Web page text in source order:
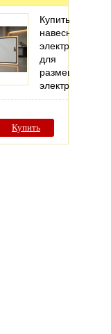
Купить
навесной
электрошкаф
для
размещения
Купить